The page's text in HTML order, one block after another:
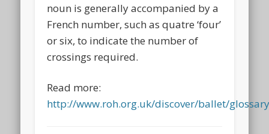
noun is generally accompanied by a
French number, such as quatre ‘four’
or six, to indicate the number of
crossings required.
Read more:
http://www.roh.org.uk/discover/ballet/